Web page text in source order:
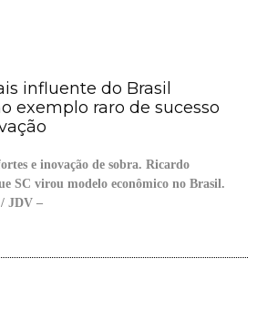
influente do Brasil
exemplo raro de sucesso
e inovação de sobra. Ricardo
SC virou modelo econômico no Brasil.
JDV –